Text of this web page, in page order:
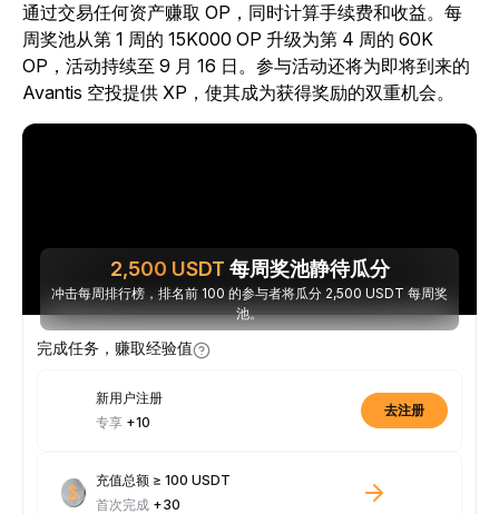
通过交易任何资产赚取 OP，同时计算手续费和收益。每
周奖池从第 1 周的 15K000 OP 升级为第 4 周的 60K
OP，活动持续至 9 月 16 日。参与活动还将为即将到来的
Avantis 空投提供 XP，使其成为获得奖励的双重机会。
2,500 USDT 每周奖池静待瓜分
冲击每周排行榜，排名前 100 的参与者将瓜分 2,500 USDT 每周奖
池。
完成任务，赚取经验值
新用户注册
专享 +10
去注册
充值总额 ≥ 100 USDT
首次完成 +30